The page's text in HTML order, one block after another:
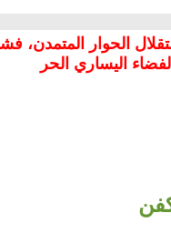
الحوار المتمدن،
اليساري الحر